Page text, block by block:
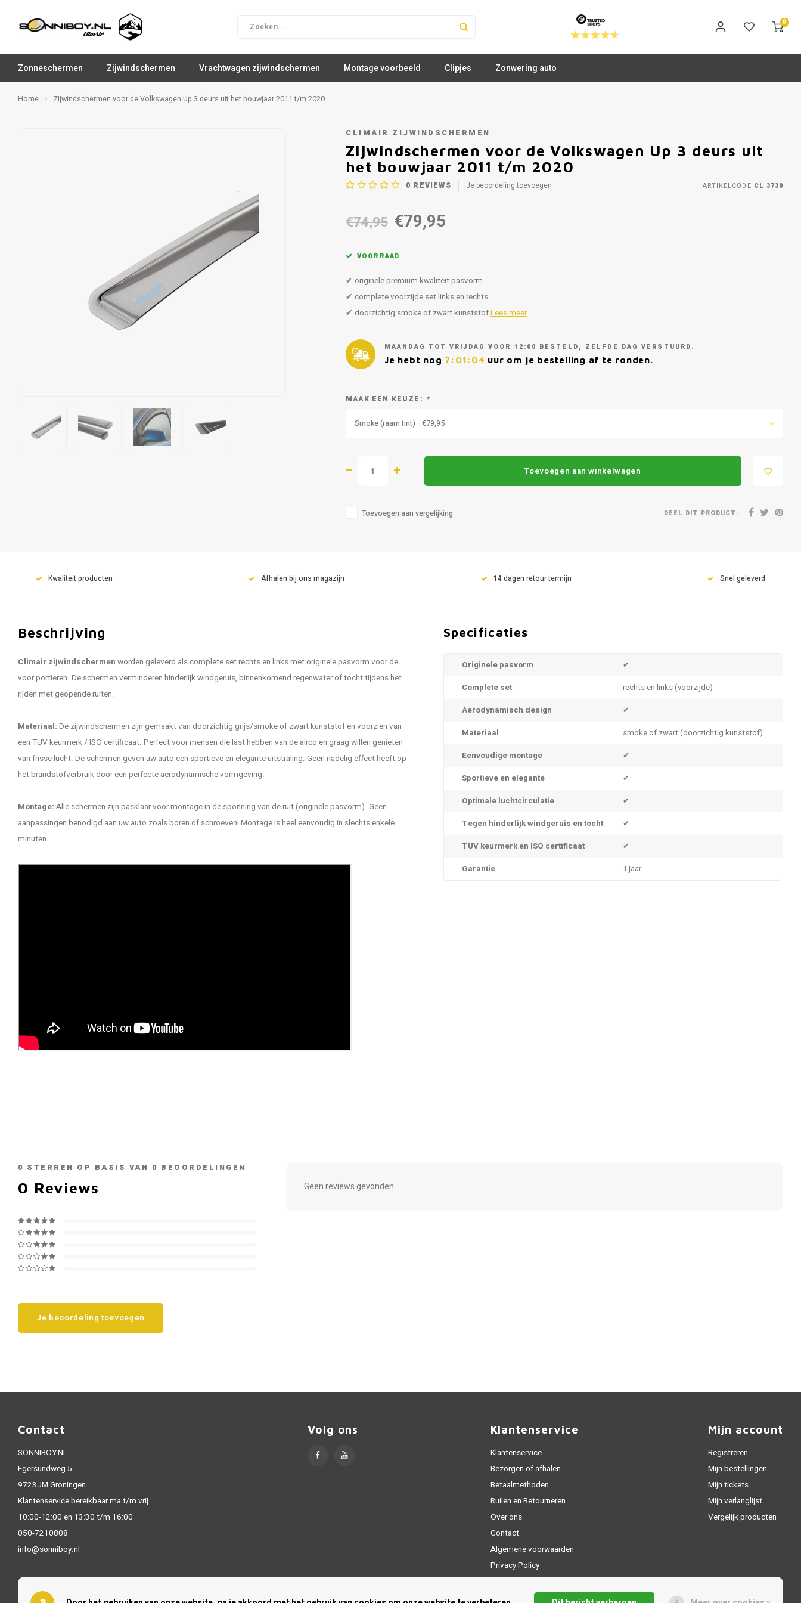
0
Zonneschermen Zijwindschermen Vrachtwagen zijwindschermen Montage voorbeeld Clipjes Zonwering auto
Home Zijwindschermen voor de Volkswagen Up 3 deurs uit het bouwjaar 2011 t/m 2020
CLIMAIR ZIJWINDSCHERMEN
Zijwindschermen voor de Volkswagen Up 3 deurs uit
het bouwjaar 2011 t/m 2020
0 REVIEWS Je beoordeling toevoegen ARTIKELCODE CL 3730
€74,95 €79,95
VOORRAAD
✔ originele premium kwaliteit pasvorm
✔ complete voorzijde set links en rechts
✔ doorzichtig smoke of zwart kunststofLees meer
MAANDAG TOT VRIJDAG VOOR 12:00 BESTELD, ZELFDE DAG VERSTUURD.
Je hebt nog 7:01:03 uur om je bestelling af te ronden.
MAAK EEN KEUZE: *
Smoke (raam tint) - €79,95
Toevoegen aan winkelwagen
Toevoegen aan vergelijking DEEL DIT PRODUCT:
Kwaliteit producten Afhalen bij ons magazijn 14 dagen retour termijn Snel geleverd
Beschrijving
Climair zijwindschermen worden geleverd als complete set rechts en links met originele pasvorm voor de
voor portieren. De schermen verminderen hinderlijk windgeruis, binnenkomend regenwater of tocht tijdens het
rijden met geopende ruiten.
Materiaal: De zijwindschermen zijn gemaakt van doorzichtig grijs/smoke of zwart kunststof en voorzien van
een TUV keurmerk / ISO certificaat. Perfect voor mensen die last hebben van de airco en graag willen genieten
van frisse lucht. De schermen geven uw auto een sportieve en elegante uitstraling. Geen nadelig effect heeft op
het brandstofverbruik door een perfecte aerodynamische vormgeving.
Montage: Alle schermen zijn pasklaar voor montage in de sponning van de ruit (originele pasvorm). Geen
aanpassingen benodigd aan uw auto zoals boren of schroeven! Montage is heel eenvoudig in slechts enkele
minuten.
Specificaties
Originele pasvorm
✔
Complete set
rechts en links (voorzijde)
Aerodynamisch design
✔
Materiaal
smoke of zwart (doorzichtig kunststof)
Eenvoudige montage
✔
Sportieve en elegante
✔
Optimale luchtcirculatie
✔
Tegen hinderlijk windgeruis en tocht
✔
TUV keurmerk en ISO certificaat
✔
Garantie
1 jaar
0 STERREN OP BASIS VAN 0 BEOORDELINGEN
0 Reviews
Je beoordeling toevoegen
Geen reviews gevonden...
Contact
SONNIBOY.NL
Egersundweg 5
9723JM Groningen
Klantenservice bereikbaar ma t/m vrij
10:00-12:00 en 13:30 t/m 16:00
050-7210808
info@sonniboy.nl
Volg ons Klantenservice
Klantenservice
Bezorgen of afhalen
Betaalmethoden
Ruilen en Retourneren
Over ons
Contact
Algemene voorwaarden
Privacy Policy
Mijn account
Registreren
Mijn bestellingen
Mijn tickets
Mijn verlanglijst
Vergelijk producten